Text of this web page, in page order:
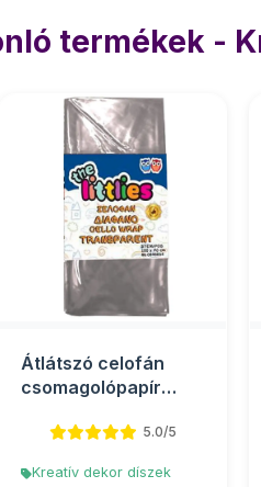
termékek -
Átlátszó celofán
csomagolópapír
5.0/5
Kreatív dekor díszek